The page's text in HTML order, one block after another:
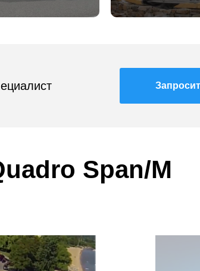
Span/M